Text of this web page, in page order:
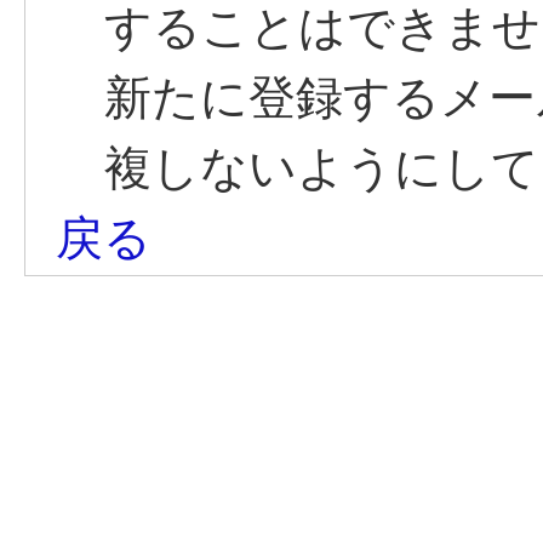
することはできま
新たに登録するメ
複しないようにし
戻る